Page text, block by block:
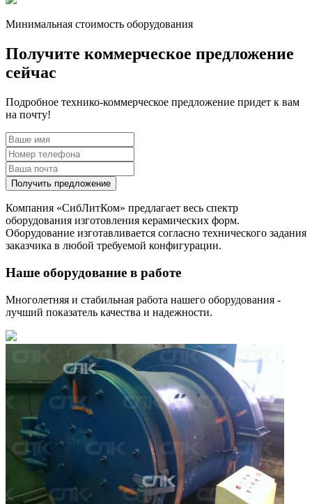
Минимальная стоимость оборудования
Получите коммерческое предложение
сейчас
Подробное технико-коммерческое предложение придет к вам
на почту!
Получить предложение
Компания «СибЛитКом» предлагает весь спектр
оборудования изготовления керамических форм.
Оборудование изготавливается согласно технического задания
заказчика в любой требуемой конфигурации.
Наше оборудование в работе
Многолетняя и стабильная работа нашего оборудования -
лучший показатель качества и надежности.